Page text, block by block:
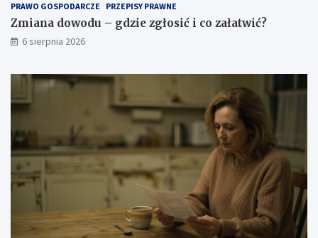
PRAWO GOSPODARCZE PRZEPISY PRAWNE
Zmiana dowodu – gdzie zgłosić i co załatwić?
6 sierpnia 2026